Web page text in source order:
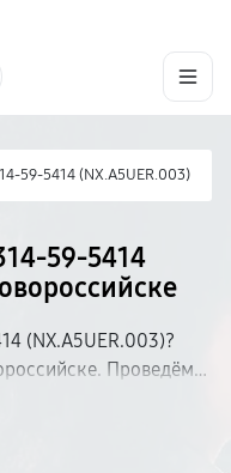
59-5414 (NX.A5UER.003)
59-5414
(NX.A5UER.003)?
Проведём
предоставляем
— от 30 минут.